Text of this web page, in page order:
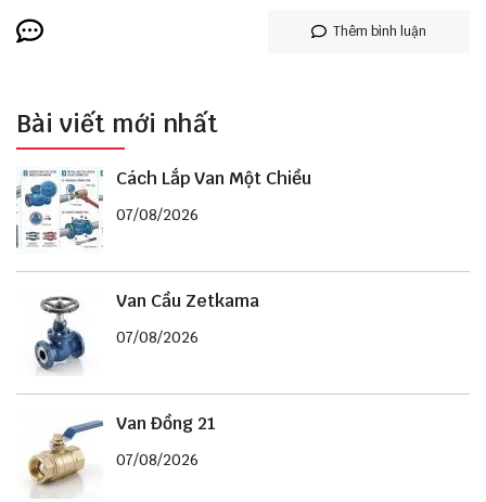
Thêm bình luận
Bài viết mới nhất
Cách Lắp Van Một Chiều
07/08/2026
Van Cầu Zetkama
07/08/2026
Van Đồng 21
07/08/2026